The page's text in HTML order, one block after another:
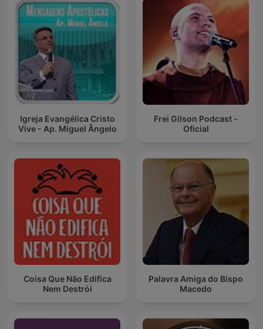
Igreja Evangélica Cristo
Vive - Ap. Miguel Ângelo
Frei Gilson Podcast -
Oficial
Coisa Que Não Edifica
Nem Destrói
Palavra Amiga do Bispo
Macedo